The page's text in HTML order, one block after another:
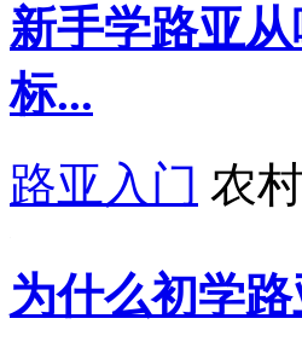
新手学路亚
标...
路亚入门 农
为什么初学